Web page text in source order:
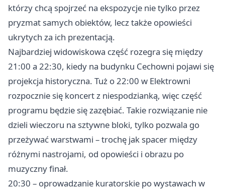
którzy chcą spojrzeć na ekspozycje nie tylko przez
pryzmat samych obiektów, lecz także opowieści
ukrytych za ich prezentacją.
Najbardziej widowiskowa część rozegra się między
21:00 a 22:30, kiedy na budynku Cechowni pojawi się
projekcja historyczna. Tuż o 22:00 w Elektrowni
rozpocznie się koncert z niespodzianką, więc część
programu będzie się zazębiać. Takie rozwiązanie nie
dzieli wieczoru na sztywne bloki, tylko pozwala go
przeżywać warstwami – trochę jak spacer między
różnymi nastrojami, od opowieści i obrazu po
muzyczny finał.
20:30 – oprowadzanie kuratorskie po wystawach w